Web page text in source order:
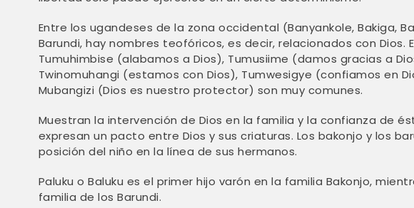
Entre los ugandeses de la zona occidental (Banyankole, Bakiga,
Barundi, hay nombres teofóricos, es decir, relacionados con Dios.
Tumuhimbise (alabamos a Dios), Tumusiime (damos gracias a
Twinomuhangi (estamos con Dios), Tumwesigye (confiamos en
Mubangizi (Dios es nuestro protector) son muy comunes.
Muestran la intervención de Dios en la familia y la confianza de
expresan un pacto entre Dios y sus criaturas. Los bakonjo y los
posición del niño en la línea de sus hermanos.
Paluku o Baluku es el primer hijo varón en la familia Bakonjo,
familia de los Barundi.